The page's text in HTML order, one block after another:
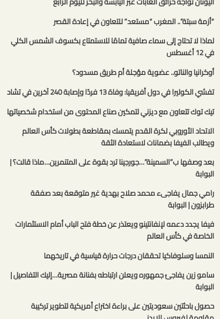
“أزمة سبتة”.. المغرب “مستعد” للتعاون في إعادة القصر
لماذا لا تحتاج إلى سماء صافية تمامًا للاستمتاع بكسوف الشمس الكلي
في 12 أغسطس
أوكرانيا والناتو.. عضوية مؤجلة أم طريق مسدود؟
تفشي الكوليرا في دول أفريقيا: وفاة 13 فردًا وإصابة 240 آخرين في تشاد
تيك توك تتعاون مع ديزني لتمكين صناع المحتوى من استخدام شخصياتها
الاتحاد الأوروبي لكرة القدم يتمسك بمقاطعة بطولات كأس العالم
ويطالب الفيفا بضمانات لاستعادة الثقة
بعد وصفها ب”السمينة”…جورجينا ترد بقوة على المتنمرين…ماذا قالت؟ |
البوابة
رامي جمال يفاجىء محمد صلاح بهدية غير متوقعة بعد صفقة
طرابزون | البوابة
فيفا يجدد دعمه لإنفانتينو ويعتذر عن خطة فتح الباب أمام الاستثمارات
الخاصة في كأس العالم
النمسا وسلوفاكيا تحققان درجات حرارة قياسية في تاريخهما
سامو زين يفاجئ جمهوره ويعلن ارتباطه بفنانة مصرية…إليك التفاصيل |
البوابة
حصول باحثتين سعوديتين على براءة اختراع أمريكية لتطوير تركيبة